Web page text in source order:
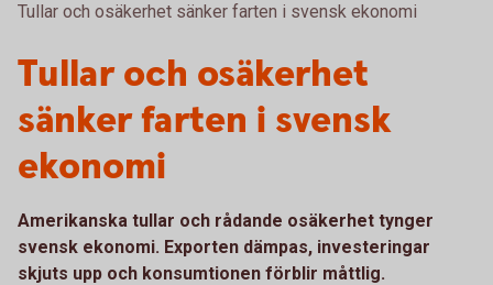
Tullar och osäkerhet sänker farten i svensk ekonomi
Tullar och osäkerhet
sänker farten i svensk
ekonomi
Amerikanska tullar och rådande osäkerhet tynger
svensk ekonomi. Exporten dämpas, investeringar
skjuts upp och konsumtionen förblir måttlig.